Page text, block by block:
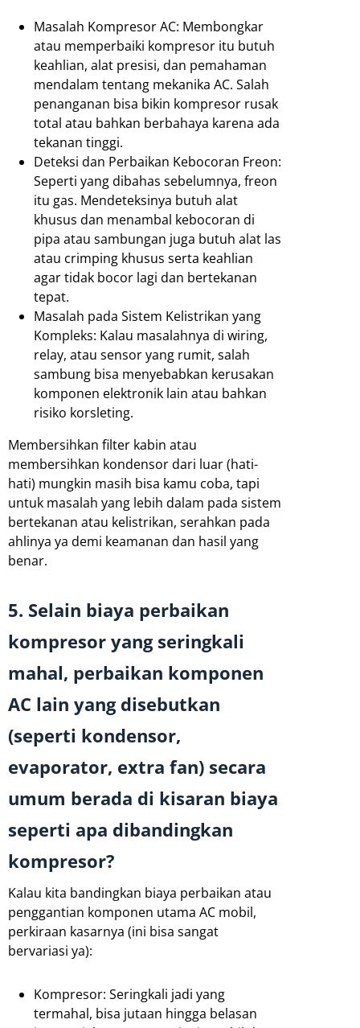
Masalah Kompresor AC: Membongkar
atau memperbaiki kompresor itu butuh
keahlian, alat presisi, dan pemahaman
mendalam tentang mekanika AC. Salah
penanganan bisa bikin kompresor rusak
total atau bahkan berbahaya karena ada
tekanan tinggi.
Deteksi dan Perbaikan Kebocoran Freon:
Seperti yang dibahas sebelumnya, freon
itu gas. Mendeteksinya butuh alat
khusus dan menambal kebocoran di
pipa atau sambungan juga butuh alat las
atau crimping khusus serta keahlian
agar tidak bocor lagi dan bertekanan
tepat.
Masalah pada Sistem Kelistrikan yang
Kompleks: Kalau masalahnya di wiring,
relay, atau sensor yang rumit, salah
sambung bisa menyebabkan kerusakan
komponen elektronik lain atau bahkan
risiko korsleting.
Membersihkan filter kabin atau
membersihkan kondensor dari luar (hati-
hati) mungkin masih bisa kamu coba, tapi
untuk masalah yang lebih dalam pada sistem
bertekanan atau kelistrikan, serahkan pada
ahlinya ya demi keamanan dan hasil yang
benar.
5. Selain biaya perbaikan
kompresor yang seringkali
mahal, perbaikan komponen
AC lain yang disebutkan
(seperti kondensor,
evaporator, extra fan) secara
umum berada di kisaran biaya
seperti apa dibandingkan
kompresor?
Kalau kita bandingkan biaya perbaikan atau
penggantian komponen utama AC mobil,
perkiraan kasarnya (ini bisa sangat
bervariasi ya):
Kompresor: Seringkali jadi yang
termahal, bisa jutaan hingga belasan